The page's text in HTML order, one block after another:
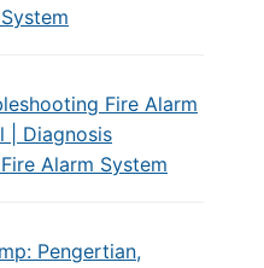
Fire Alarm
| Diagnosis
Alarm System
Pengertian,